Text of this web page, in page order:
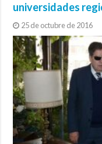
universidades
25 de octubre de 2016